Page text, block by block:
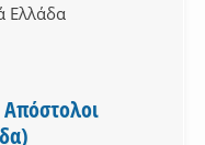
Ελλάδα
Απόστολοι